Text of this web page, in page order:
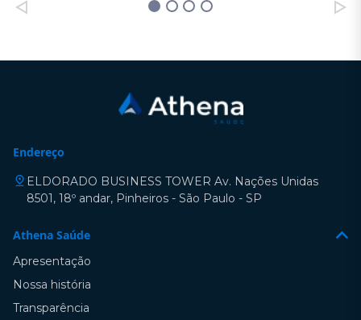
Endereço
ELDORADO BUSINESS TOWER Av. Nações Unidas
8501, 18º andar, Pinheiros - São Paulo - SP
Athena Saúde
Apresentação
Nossa história
Transparência